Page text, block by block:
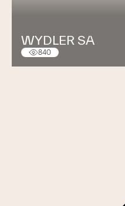
WYDLER SA
840